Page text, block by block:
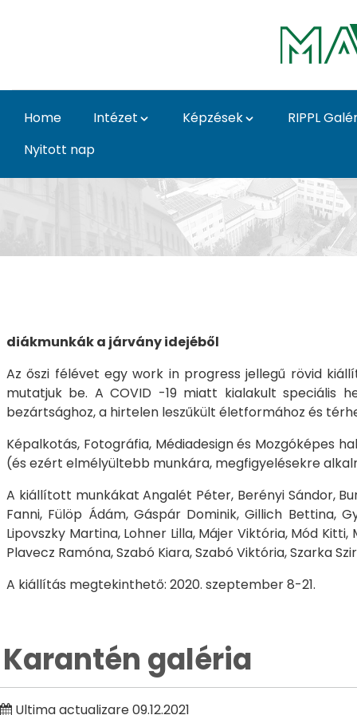
Home Intézet Képzések RIPPL
Nyitott nap
Karantén galéria -
diákmunkák a járvány idejéből
Az őszi félévet egy work in progress jellegű rövid
mutatjuk be. A COVID -19 miatt kialakult speciális
bezártsághoz, a hirtelen leszűkült életformához és
Képalkotás, Fotográfia, Médiadesign és Mozgóképes
(és ezért elmélyültebb munkára, megfigyelésekre
A kiállított munkákat Angalét Péter, Berényi Sándor,
Fanni, Fülöp Ádám, Gáspár Dominik, Gillich Bettina,
Lipovszky Martina, Lohner Lilla, Májer Viktória, Mód
Plavecz Ramóna, Szabó Kiara, Szabó Viktória, Szarka
A kiállítás megtekinthető: 2020. szeptember 8-21.
Karantén galéria
Ultima actualizare 09.12.2021